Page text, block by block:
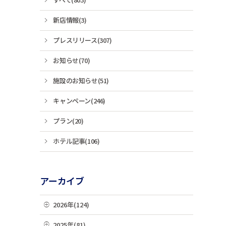
新店情報(3)
プレスリリース(307)
お知らせ(70)
施設のお知らせ(51)
キャンペーン(246)
プラン(20)
ホテル記事(106)
アーカイブ
2026年(124)
08月(3)